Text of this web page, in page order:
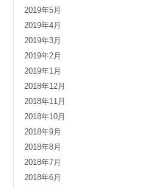
2019年5月
2019年4月
2019年3月
2019年2月
2019年1月
2018年12月
2018年11月
2018年10月
2018年9月
2018年8月
2018年7月
2018年6月